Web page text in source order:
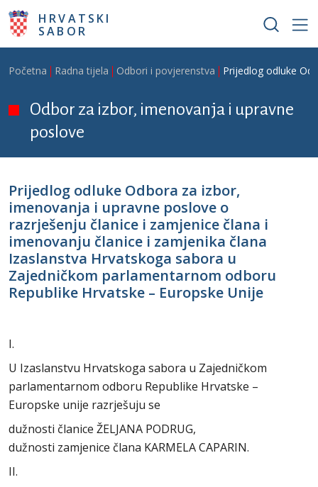
Skoči na glavni sadržaj
HRVATSKI
SABOR
Breadcrumb
Početna Radna tijela Odbori i povjerenstva Prijedlog odluke
Odbor za izbor, imenovanja i upravne
poslove
Prijedlog odluke Odbora za izbor,
imenovanja i upravne poslove o
razrješenju članice i zamjenice člana i
imenovanju članice i zamjenika člana
Izaslanstva Hrvatskoga sabora u
Zajedničkom parlamentarnom odboru
Republike Hrvatske – Europske Unije
I.
U Izaslanstvu Hrvatskoga sabora u Zajedničkom
parlamentarnom odboru Republike Hrvatske –
Europske unije razrješuju se
dužnosti članice ŽELJANA PODRUG,
dužnosti zamjenice člana KARMELA CAPARIN.
II.